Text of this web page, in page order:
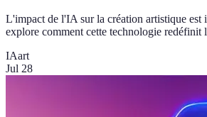
L'impact de l'IA sur la création artistique est
explore comment cette technologie redéfinit
IAart
Jul 28